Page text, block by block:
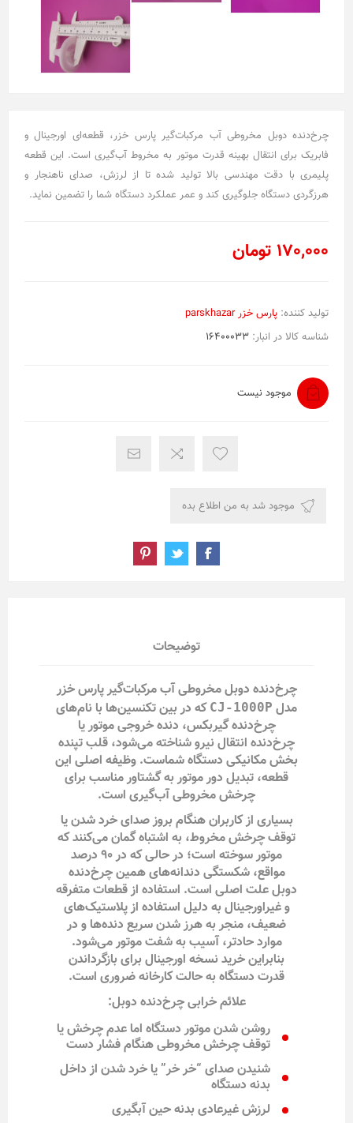
چرخ‌دنده دوبل مخروطی آب مرکبات‌گیر پارس خزر، قطعه‌ای اورجینال و
فابریک برای انتقال بهینه قدرت موتور به مخروط آب‌گیری است. این قطعه
پلیمری با دقت مهندسی بالا تولید شده تا از لرزش، صدای ناهنجار و
هرزگردی دستگاه جلوگیری کند و عمر عملکرد دستگاه شما را تضمین نماید.
170,000 تومان
تولید کننده: پارس خزر parskhazar
شناسه کالا در انبار: 16400033
موجود نیست
توضیحات
چرخ‌دنده دوبل مخروطی آب مرکبات‌گیر پارس خزر
مدل CJ-1000P که در بین تکنسین‌ها با نام‌های
چرخ‌دنده گیربکس، دنده خروجی موتور یا
چرخ‌دنده انتقال نیرو شناخته می‌شود، قلب تپنده
بخش مکانیکی دستگاه شماست. وظیفه اصلی این
قطعه، تبدیل دور موتور به گشتاور مناسب برای
چرخش مخروطی آب‌گیری است.
بسیاری از کاربران هنگام بروز صدای خرد شدن یا
توقف چرخش مخروط، به اشتباه گمان می‌کنند که
موتور سوخته است؛ در حالی که در ۹۰ درصد
مواقع، شکستگی دندانه‌های همین چرخ‌دنده
دوبل علت اصلی است. استفاده از قطعات متفرقه
و غیراورجینال به دلیل استفاده از پلاستیک‌های
ضعیف، منجر به هرز شدن سریع دنده‌ها و در
موارد حادتر، آسیب به شفت موتور می‌شود.
بنابراین خرید نسخه اورجینال برای بازگرداندن
قدرت دستگاه به حالت کارخانه ضروری است.
علائم خرابی چرخ‌دنده دوبل:
روشن شدن موتور دستگاه اما عدم چرخش یا
توقف چرخش مخروطی هنگام فشار دست
شنیدن صدای “خر خر” یا خرد شدن از داخل
بدنه دستگاه
لرزش غیرعادی بدنه حین آبگیری